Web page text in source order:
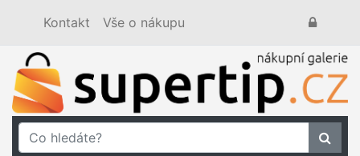
Kontakt Vše o nákupu